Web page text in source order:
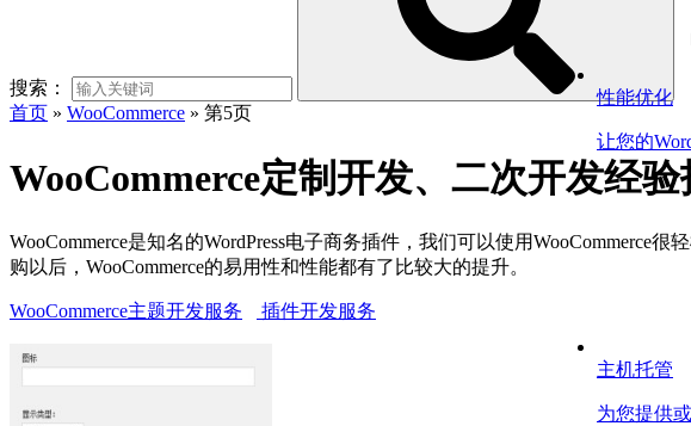
性能优化
让您的
主机托管
为您提供
搜索：
首页 » WooCommerce » 第5页
WooCommerce定制开发、二次开发经验
WooCommerce是知名的WordPress电子商务插件，我们可以使用WooCommerce
购以后，WooCommerce的易用性和性能都有了比较大的提升。
WooCommerce主题开发服务 插件开发服务